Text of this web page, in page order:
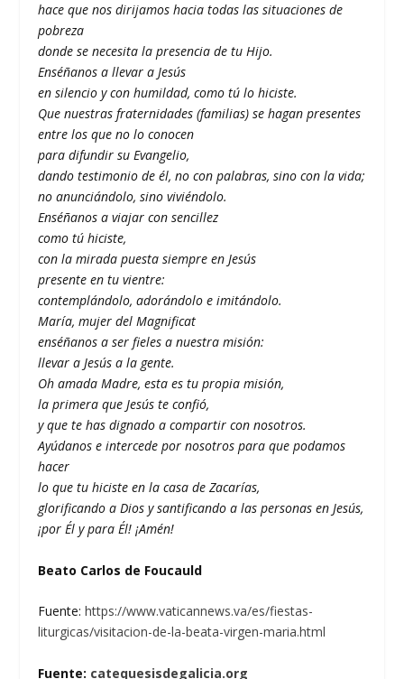
hace que nos dirijamos hacia todas las situaciones de
pobreza
donde se necesita la presencia de tu Hijo.
Enséñanos a llevar a Jesús
en silencio y con humildad, como tú lo hiciste.
Que nuestras fraternidades (familias) se hagan presentes
entre los que no lo conocen
para difundir su Evangelio,
dando testimonio de él, no con palabras, sino con la vida;
no anunciándolo, sino viviéndolo.
Enséñanos a viajar con sencillez
como tú hiciste,
con la mirada puesta siempre en Jesús
presente en tu vientre:
contemplándolo, adorándolo e imitándolo.
María, mujer del Magnificat
enséñanos a ser fieles a nuestra misión:
llevar a Jesús a la gente.
Oh amada Madre, esta es tu propia misión,
la primera que Jesús te confió,
y que te has dignado a compartir con nosotros.
Ayúdanos e intercede por nosotros para que podamos
hacer
lo que tu hiciste en la casa de Zacarías,
glorificando a Dios y santificando a las personas en Jesús,
¡por Él y para Él! ¡Amén!
Beato Carlos de Foucauld
Fuente:https://www.vaticannews.va/es/fiestas-
liturgicas/visitacion-de-la-beata-virgen-maria.html
Fuente: catequesisdegalicia.org